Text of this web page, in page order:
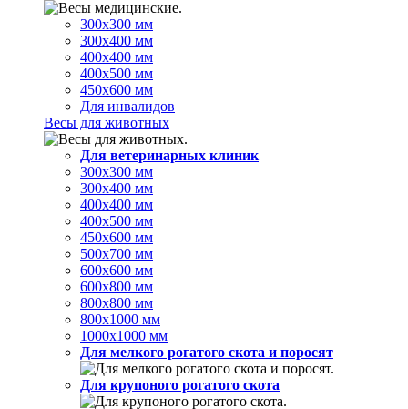
300х300 мм
300х400 мм
400х400 мм
400х500 мм
450х600 мм
Для инвалидов
Весы для животных
Для ветеринарных клиник
300х300 мм
300х400 мм
400х400 мм
400х500 мм
450х600 мм
500х700 мм
600х600 мм
600х800 мм
800х800 мм
800х1000 мм
1000х1000 мм
Для мелкого рогатого скота и поросят
Для крупоного рогатого скота